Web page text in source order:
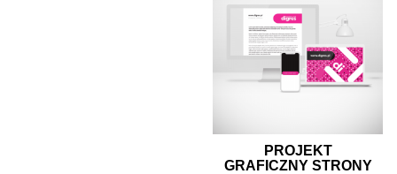
PROJEKT
GRAFICZNY STRONY